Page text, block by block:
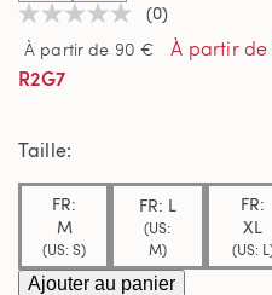
Aucune
valeur
de
notation
la
même
(0)
À partir de 90 €
À partir de
R2G7
Taille
FR:
M
(US: S)
FR: L
(US:
M)
FR:
XL
(US:
Ajouter au panier